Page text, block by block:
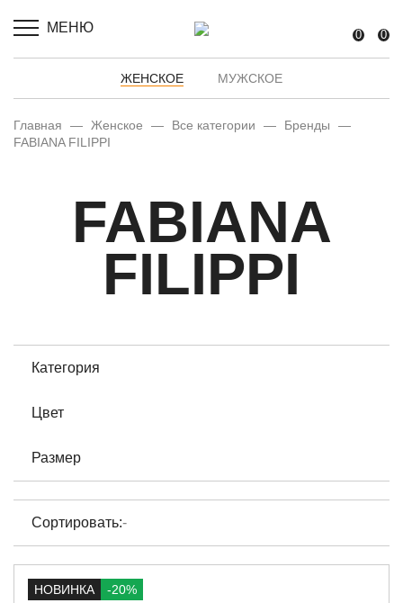
МЕНЮ 0 0
ЖЕНСКОЕ МУЖСКОЕ
Главная — Женское — Все категории — Бренды
—
FABIANA FILIPPI
FABIANA
FILIPPI
Категория
Цвет
Размер
Сортировать:-
НОВИНКА -20%